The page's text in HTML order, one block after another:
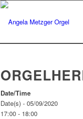
Date/Time
Date(s) - 05/09/2020
17:00 - 18:00